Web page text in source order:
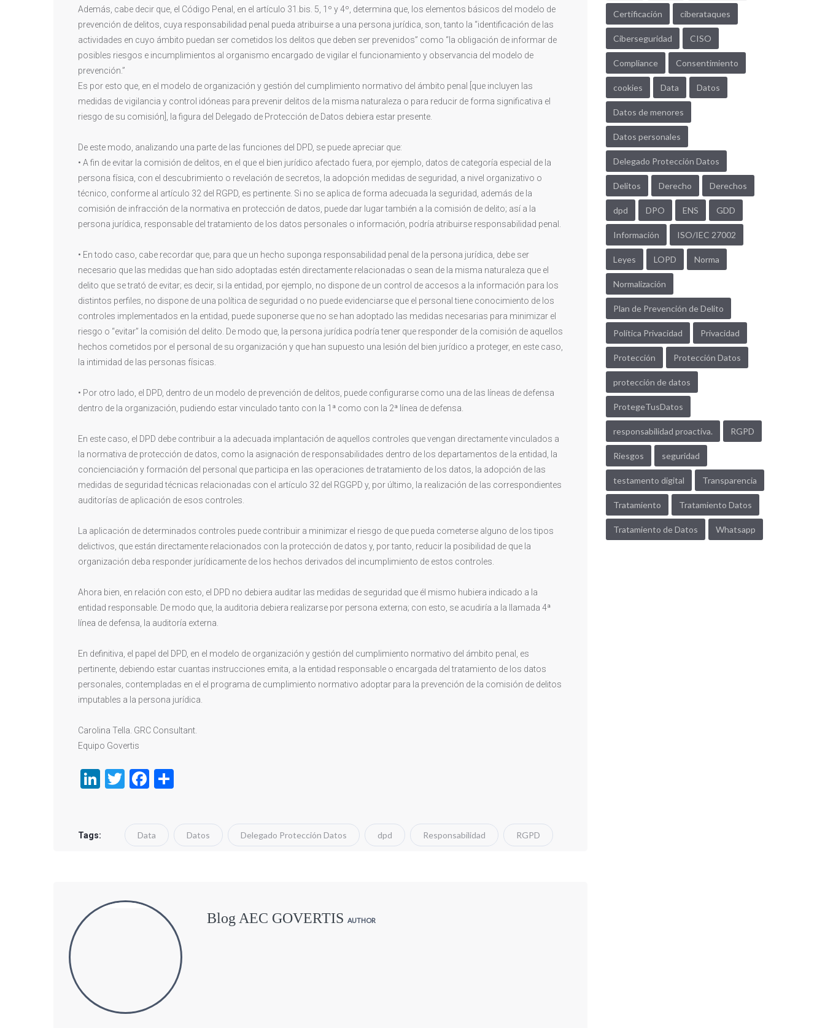
Además, cabe decir que, el Código Penal, en el artículo 31.bis. 5, 1º y 4º, determina que, los elementos básicos del modelo de
prevención de delitos, cuya responsabilidad penal pueda atribuirse a una persona jurídica, son, tanto la “identificación de las
actividades en cuyo ámbito puedan ser cometidos los delitos que deben ser prevenidos” como “la obligación de informar de
posibles riesgos e incumplimientos al organismo encargado de vigilar el funcionamiento y observancia del modelo de
prevención.”
Es por esto que, en el modelo de organización y gestión del cumplimiento normativo del ámbito penal [que incluyen las
medidas de vigilancia y control idóneas para prevenir delitos de la misma naturaleza o para reducir de forma significativa el
riesgo de su comisión], la figura del Delegado de Protección de Datos debiera estar presente.
De este modo, analizando una parte de las funciones del DPD, se puede apreciar que:
• A fin de evitar la comisión de delitos, en el que el bien jurídico afectado fuera, por ejemplo, datos de categoría especial de la
persona física, con el descubrimiento o revelación de secretos, la adopción medidas de seguridad, a nivel organizativo o
técnico, conforme al artículo 32 del RGPD, es pertinente. Si no se aplica de forma adecuada la seguridad, además de la
comisión de infracción de la normativa en protección de datos, puede dar lugar también a la comisión de delito; así a la
persona jurídica, responsable del tratamiento de los datos personales o información, podría atribuirse responsabilidad penal.
• En todo caso, cabe recordar que, para que un hecho suponga responsabilidad penal de la persona jurídica, debe ser
necesario que las medidas que han sido adoptadas estén directamente relacionadas o sean de la misma naturaleza que el
delito que se trató de evitar; es decir, si la entidad, por ejemplo, no dispone de un control de accesos a la información para los
distintos perfiles, no dispone de una política de seguridad o no puede evidenciarse que el personal tiene conocimiento de los
controles implementados en la entidad, puede suponerse que no se han adoptado las medidas necesarias para minimizar el
riesgo o “evitar” la comisión del delito. De modo que, la persona jurídica podría tener que responder de la comisión de aquellos
hechos cometidos por el personal de su organización y que han supuesto una lesión del bien jurídico a proteger, en este caso,
la intimidad de las personas físicas.
• Por otro lado, el DPD, dentro de un modelo de prevención de delitos, puede configurarse como una de las líneas de defensa
dentro de la organización, pudiendo estar vinculado tanto con la 1ª como con la 2ª línea de defensa.
En este caso, el DPD debe contribuir a la adecuada implantación de aquellos controles que vengan directamente vinculados a
la normativa de protección de datos, como la asignación de responsabilidades dentro de los departamentos de la entidad, la
concienciación y formación del personal que participa en las operaciones de tratamiento de los datos, la adopción de las
medidas de seguridad técnicas relacionadas con el artículo 32 del RGGPD y, por último, la realización de las correspondientes
auditorías de aplicación de esos controles.
La aplicación de determinados controles puede contribuir a minimizar el riesgo de que pueda cometerse alguno de los tipos
delictivos, que están directamente relacionados con la protección de datos y, por tanto, reducir la posibilidad de que la
organización deba responder jurídicamente de los hechos derivados del incumplimiento de estos controles.
Ahora bien, en relación con esto, el DPD no debiera auditar las medidas de seguridad que él mismo hubiera indicado a la
entidad responsable. De modo que, la auditoria debiera realizarse por persona externa; con esto, se acudiría a la llamada 4ª
línea de defensa, la auditoría externa.
En definitiva, el papel del DPD, en el modelo de organización y gestión del cumplimiento normativo del ámbito penal, es
pertinente, debiendo estar cuantas instrucciones emita, a la entidad responsable o encargada del tratamiento de los datos
personales, contempladas en el el programa de cumplimiento normativo adoptar para la prevención de la comisión de delitos
imputables a la persona jurídica.
Carolina Tella. GRC Consultant.
Equipo Govertis
LinkedIn
TwitterFacebook
Tags: Data Datos Delegado Protección Datos dpd Responsabilidad RGPD
Blog AEC GOVERTIS AUTHOR
Certificación ciberataques
Ciberseguridad CISO
Compliance Consentimiento
cookies Data Datos
Datos de menores
Datos personales
Delegado Protección Datos
Delitos Derecho Derechos
dpd DPO ENS GDD
Información ISO/IEC 27002
Leyes LOPD Norma
Normalización
Plan de Prevención de Delito
Política Privacidad Privacidad
Protección Protección Datos
protección de datos
ProtegeTusDatos
responsabilidad proactiva. RGPD
Riesgos seguridad
testamento digital Transparencia
Tratamiento Tratamiento Datos
Tratamiento de Datos Whatsapp